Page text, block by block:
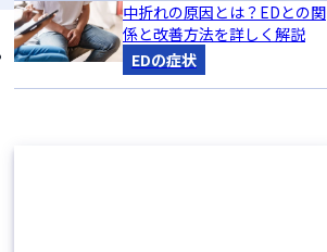
中折れの原因とは？EDとの関
係と改善方法を詳しく解説
EDの症状